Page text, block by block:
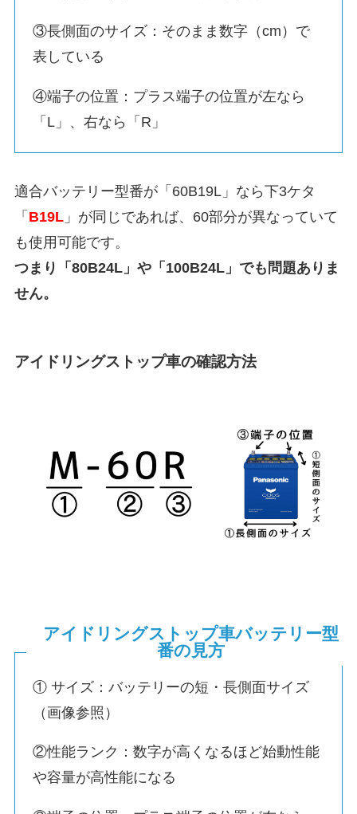
③長側面のサイズ：そのまま数字（cm）で
表している
④端子の位置：プラス端子の位置が左なら
「L」、右なら「R」
適合バッテリー型番が「60B19L」なら下3ケタ
「 B19L」が同じであれば、60部分が異なっていて
も使用可能です。
つまり「80B24L」や「100B24L」でも問題ありま
せん。
アイドリングストップ車の確認方法
アイドリングストップ車バッテリー型
番の見方
① サイズ：バッテリーの短・長側面サイズ
（画像参照）
②性能ランク：数字が高くなるほど始動性能
や容量が高性能になる